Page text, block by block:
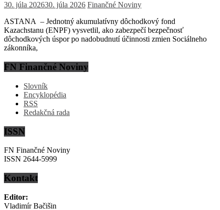
30. júla 202630. júla 2026 Finančné Noviny
ASTANA – Jednotný akumulatívny dôchodkový fond
Kazachstanu (ENPF) vysvetlil, ako zabezpečí bezpečnosť
dôchodkových úspor po nadobudnutí účinnosti zmien Sociálneho
zákonníka,
FN Finančné Noviny
Slovník
Encyklopédia
RSS
Redakčná rada
ISSN
FN Finančné Noviny
ISSN 2644-5999
Kontakt
Editor:
Vladimír Bačišin